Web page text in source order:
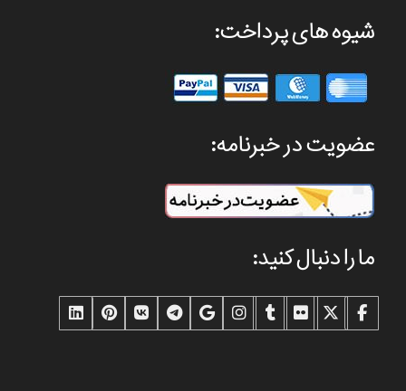
شیوه های پرداخت:
عضویت در خبرنامه:
ما را دنبال کنید: